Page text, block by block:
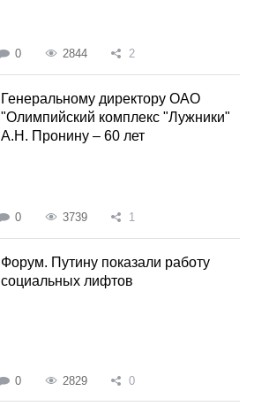
0 2844 2
Генеральному директору ОАО
"Олимпийский комплекс "Лужники"
А.Н. Пронину – 60 лет
0 3739 1
Форум. Путину показали работу
социальных лифтов
0 2829 0